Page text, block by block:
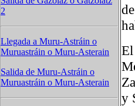
2
Llegada a Muru-Astráin​ o
Muruastráin o Muru-Asterain
Salida de Muru-Astráin​ o
Muruastráin o Muru-Asterain
y